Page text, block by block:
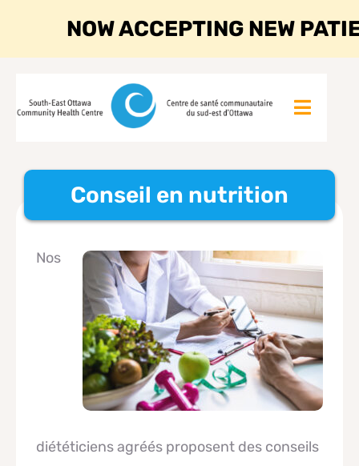
Conseil en nutrition
Nos
diététiciens agréés proposent des conseils
NOW ACCEPTING NEW